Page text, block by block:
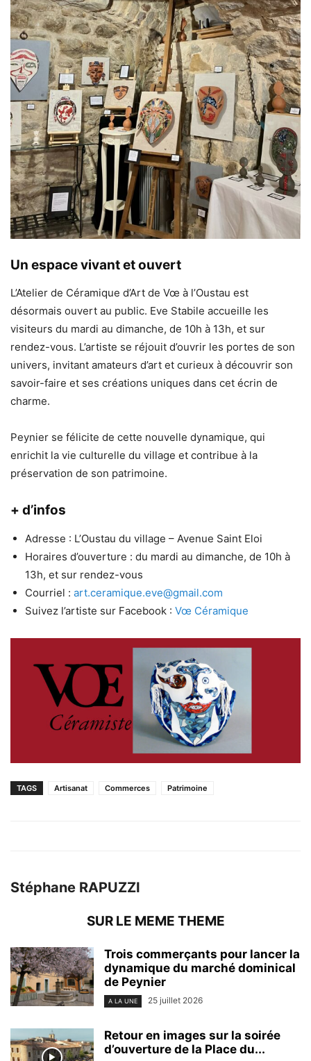
Un espace vivant et ouvert
L’Atelier de Céramique d’Art de Vœ à l’Oustau est
désormais ouvert au public. Eve Stabile accueille les
visiteurs du mardi au dimanche, de 10h à 13h, et sur
rendez-vous. L’artiste se réjouit d’ouvrir les portes de son
univers, invitant amateurs d’art et curieux à découvrir son
savoir-faire et ses créations uniques dans cet écrin de
charme.
Peynier se félicite de cette nouvelle dynamique, qui
enrichit la vie culturelle du village et contribue à la
préservation de son patrimoine.
+ d’infos
Adresse : L’Oustau du village – Avenue Saint Eloi
Horaires d’ouverture : du mardi au dimanche, de 10h à
13h, et sur rendez-vous
Courriel : art.ceramique.eve@gmail.com
Suivez l’artiste sur Facebook : Vœ Céramique
TAGS Artisanat Commerces Patrimoine
Stéphane RAPUZZI
SUR LE MEME THEME
Trois commerçants pour lancer la
dynamique du marché dominical
de Peynier
A LA UNE 25 juillet 2026
Retour en images sur la soirée
d’ouverture de la Place du...